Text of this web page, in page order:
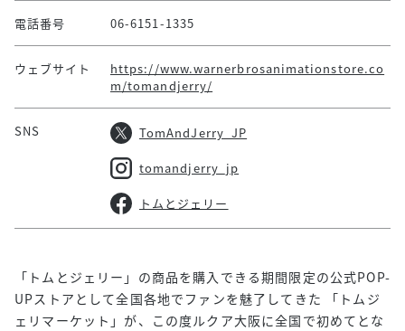
電話番号 06-6151-1335
ウェブサイト
https://www.warnerbrosanimationstore.co
m/tomandjerry/
SNS TomAndJerry_JP
tomandjerry_jp
トムとジェリー
「トムとジェリー」の商品を購入できる期間限定の公式POP-
UPストアとして全国各地でファンを魅了してきた 「トムジ
ェリマーケット」が、この度ルクア大阪に全国で初めてとな